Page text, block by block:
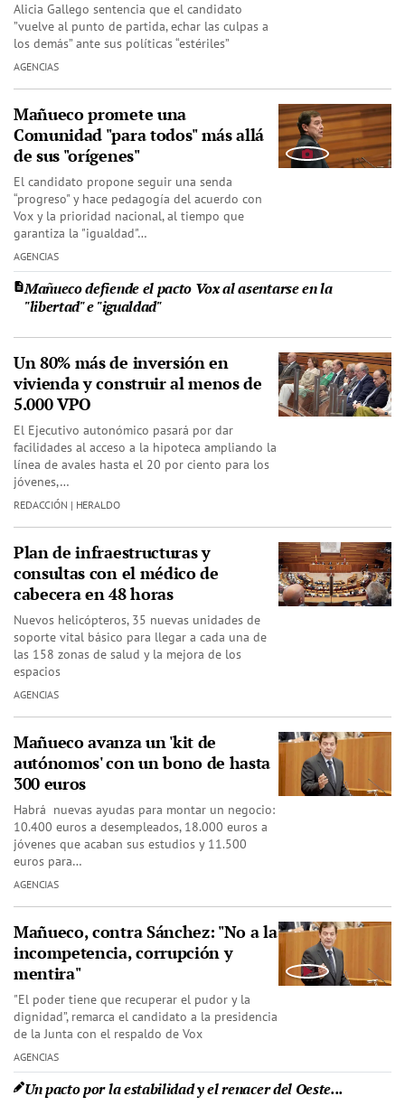
Alicia Gallego sentencia que el candidato
”vuelve al punto de partida, echar las culpas a
los demás” ante sus políticas “estériles”
AGENCIAS
Mañueco promete una
Comunidad "para todos" más allá
de sus "orígenes"
El candidato propone seguir una senda
“progreso" y hace pedagogía del acuerdo con
Vox y la prioridad nacional, al tiempo que
garantiza la "igualdad"…
AGENCIAS
Mañueco defiende el pacto Vox al asentarse en la
"libertad" e "igualdad"
Un 80% más de inversión en
vivienda y construir al menos de
5.000 VPO
El Ejecutivo autonómico pasará por dar
facilidades al acceso a la hipoteca ampliando la
línea de avales hasta el 20 por ciento para los
jóvenes,…
REDACCIÓN | HERALDO
Plan de infraestructuras y
consultas con el médico de
cabecera en 48 horas
Nuevos helicópteros, 35 nuevas unidades de
soporte vital básico para llegar a cada una de
las 158 zonas de salud y la mejora de los
espacios
AGENCIAS
Mañueco avanza un 'kit de
autónomos' con un bono de hasta
300 euros
Habrá nuevas ayudas para montar un negocio:
10.400 euros a desempleados, 18.000 euros a
jóvenes que acaban sus estudios y 11.500
euros para…
AGENCIAS
Mañueco, contra Sánchez: "No a la
incompetencia, corrupción y
mentira"
"El poder tiene que recuperar el pudor y la
dignidad”, remarca el candidato a la presidencia
de la Junta con el respaldo de Vox
AGENCIAS
Un pacto por la estabilidad y el renacer del Oeste...